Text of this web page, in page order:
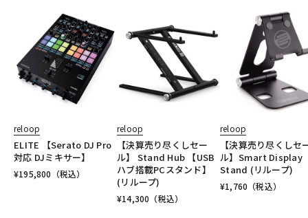
reloop
ELITE 【Serato DJ Pro
対応 DJミキサー】
¥195,800 （税込）
reloop
【決算売り尽くしセー
ル】 Stand Hub 【USB
ハブ搭載PCスタンド】
(リループ)
¥14,300 （税込）
reloop
【決算売り尽くしセ
ル】Smart Display
Stand (リループ)
¥1,760 （税込）